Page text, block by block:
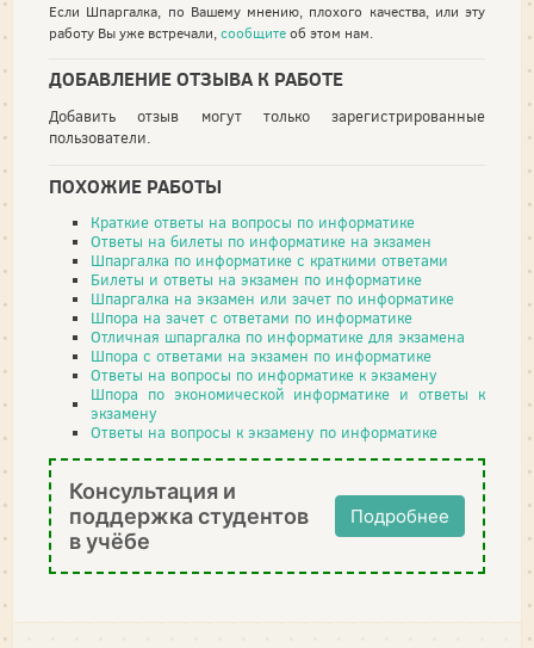
Если Шпаргалка, по Вашему мнению, плохого качества, или эту
работу Вы уже встречали,сообщитеоб этом нам.
ДОБАВЛЕНИЕ ОТЗЫВА К РАБОТЕ
Добавить отзыв могут только зарегистрированные
пользователи.
ПОХОЖИЕ РАБОТЫ
Краткие ответы на вопросы по информатике
Ответы на билеты по информатике на экзамен
Шпаргалка по информатике с краткими ответами
Билеты и ответы на экзамен по информатике
Шпаргалка на экзамен или зачет по информатике
Шпора на зачет с ответами по информатике
Отличная шпаргалка по информатике для экзамена
Шпора с ответами на экзамен по информатике
Ответы на вопросы по информатике к экзамену
Шпора по экономической информатике и ответы к
экзамену
Ответы на вопросы к экзамену по информатике
Консультация и
поддержка студентов
в учёбе
Подробнее